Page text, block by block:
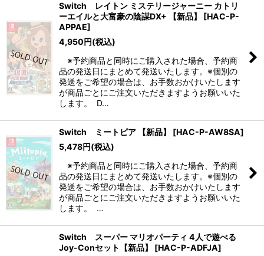
Switch レイトン ミステリージャーニー カトリ
ーエイルと大富豪の陰謀DX+ 【新品】
[HAC-P-
APPAE]
4,950円(税込)
※予約商品と同時にご購入された場合、予約商
品の発送日にまとめて発送いたします。※個別の
発送をご希望の場合は、お手数おかけいたします
が商品ごとにご注文いただきますようお願いいた
します。 D…
Switch ミートピア 【新品】 [HAC-P-AW8SA]
5,478円(税込)
※予約商品と同時にご購入された場合、予約商
品の発送日にまとめて発送いたします。※個別の
発送をご希望の場合は、お手数おかけいたします
が商品ごとにご注文いただきますようお願いいた
します。 …
Switch スーパー マリオパーティ 4人で遊べる
Joy-Conセット【新品】
[HAC-P-ADFJA]